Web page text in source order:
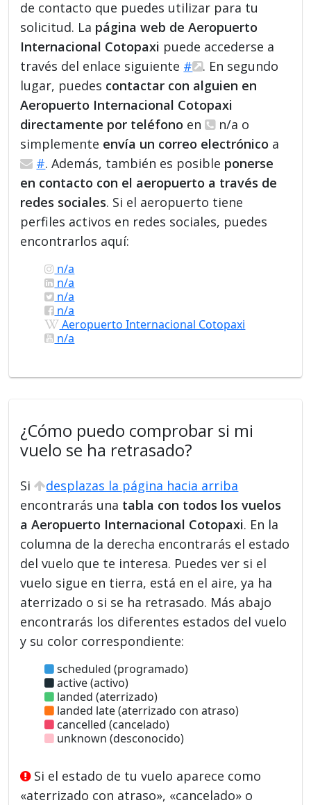
de contacto que puedes utilizar para tu
solicitud. La página web de Aeropuerto
Internacional Cotopaxi puede accederse a
través del enlace siguiente #
. En segundo
lugar, puedes contactar con alguien en
Aeropuerto Internacional Cotopaxi
directamente por teléfono en
n/a o
simplemente envía un correo electrónico a
#. Además, también es posible ponerse
en contacto con el aeropuerto a través de
redes sociales. Si el aeropuerto tiene
perfiles activos en redes sociales, puedes
encontrarlos aquí:
n/a
n/a
n/a
n/a
Aeropuerto Internacional Cotopaxi
n/a
¿Cómo puedo comprobar si mi
vuelo se ha retrasado?
Si
desplazas la página hacia arriba
encontrarás una tabla con todos los vuelos
a Aeropuerto Internacional Cotopaxi. En la
columna de la derecha encontrarás el estado
del vuelo que te interesa. Puedes ver si el
vuelo sigue en tierra, está en el aire, ya ha
aterrizado o si se ha retrasado. Más abajo
encontrarás los diferentes estados del vuelo
y su color correspondiente:
scheduled (programado)
active (activo)
landed (aterrizado)
landed late (aterrizado con atraso)
cancelled (cancelado)
unknown (desconocido)
Si el estado de tu vuelo aparece como
«aterrizado con atraso», «cancelado» o